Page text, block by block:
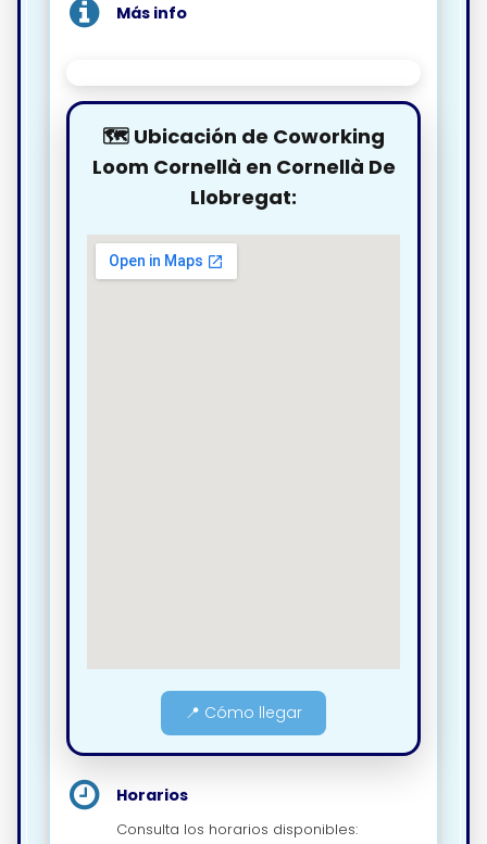
Más info
🗺️ Ubicación de Coworking
Loom Cornellà en Cornellà De
Llobregat:
📍 Cómo llegar
Horarios
Consulta los horarios disponibles: